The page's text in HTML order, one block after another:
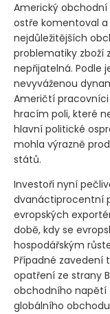
Americký
ostře komentoval a
nejdůležitějších
problematiky zboží
nepřijatelná. Podle
nevyváženou
Američtí
hracím poli, které
hlavní politické
mohla výrazně
států.
Investoři nyní
dvanáctiprocentní
evropských
době, kdy se
hospodářským
Případné
opatření ze strany
obchodního
globálního